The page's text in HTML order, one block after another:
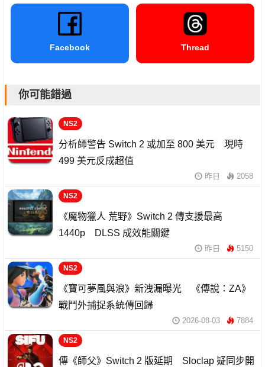
Facebook Thread
你可能錯過
NS2
分析師警告 Switch 2 或加至 800 美元 現時
499 美元反成超值
昨日 2058
NS2
《魔物獵人 荒野》Switch 2 傳支援最高
1440p DLSS 成效能關鍵
昨日 5150
NS2
《寶可夢風與浪》新洩漏曝光 《傳說：ZA》
戰鬥外捕捉系統傳回歸
2026-08-03 7884
NS2
傳《師父》Switch 2 版延期 Sloclap 疑同步開